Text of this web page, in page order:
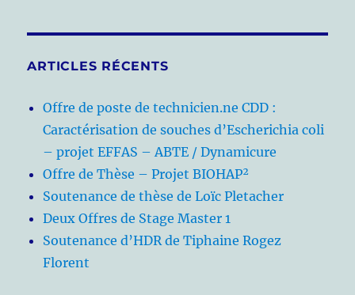
ARTICLES RÉCENTS
Offre de poste de technicien.ne CDD :
Caractérisation de souches d’Escherichia coli
– projet EFFAS – ABTE / Dynamicure
Offre de Thèse – Projet BIOHAP²
Soutenance de thèse de Loïc Pletacher
Deux Offres de Stage Master 1
Soutenance d’HDR de Tiphaine Rogez
Florent